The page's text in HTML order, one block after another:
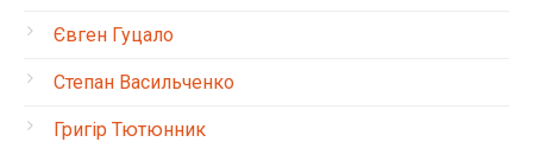
Євген Гуцало
Степан Васильченко
Григір Тютюнник